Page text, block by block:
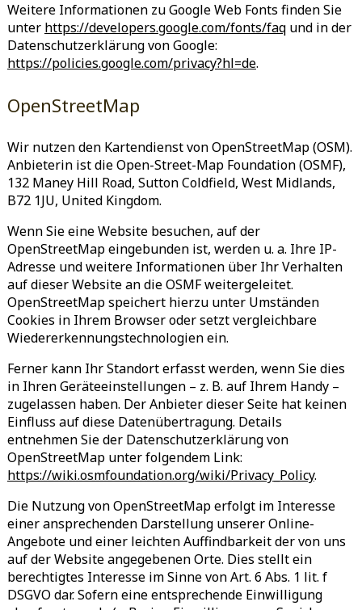
Weitere Informationen zu Google Web Fonts finden Sie
unter https://developers.google.com/fonts/faqund in der
Datenschutzerklärung von Google:
https://policies.google.com/privacy?hl=de.
OpenStreetMap
Wir nutzen den Kartendienst von OpenStreetMap (OSM).
Anbieterin ist die Open-Street-Map Foundation (OSMF),
132 Maney Hill Road, Sutton Coldfield, West Midlands,
B72 1JU, United Kingdom.
Wenn Sie eine Website besuchen, auf der
OpenStreetMap eingebunden ist, werden u. a. Ihre IP-
Adresse und weitere Informationen über Ihr Verhalten
auf dieser Website an die OSMF weitergeleitet.
OpenStreetMap speichert hierzu unter Umständen
Cookies in Ihrem Browser oder setzt vergleichbare
Wiedererkennungstechnologien ein.
Ferner kann Ihr Standort erfasst werden, wenn Sie dies
in Ihren Geräteeinstellungen – z. B. auf Ihrem Handy –
zugelassen haben. Der Anbieter dieser Seite hat keinen
Einfluss auf diese Datenübertragung. Details
entnehmen Sie der Datenschutzerklärung von
OpenStreetMap unter folgendem Link:
https://wiki.osmfoundation.org/wiki/Privacy_Policy.
Die Nutzung von OpenStreetMap erfolgt im Interesse
einer ansprechenden Darstellung unserer Online-
Angebote und einer leichten Auffindbarkeit der von uns
auf der Website angegebenen Orte. Dies stellt ein
berechtigtes Interesse im Sinne von Art. 6 Abs. 1 lit. f
DSGVO dar. Sofern eine entsprechende Einwilligung